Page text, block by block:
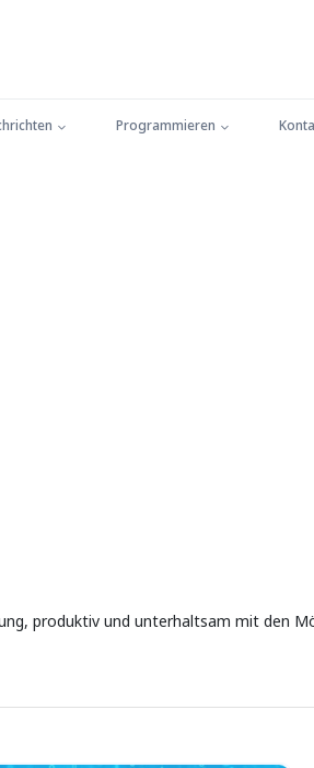
Programmieren
produktiv und unterhaltsam mit den